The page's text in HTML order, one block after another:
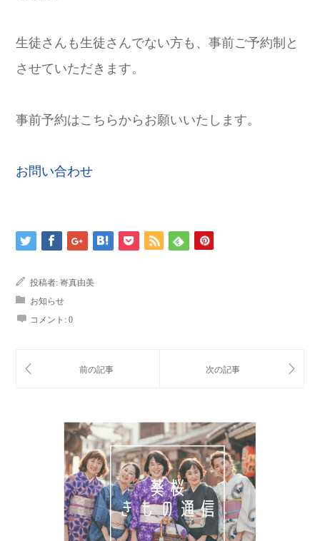
生徒さんも生徒さんでない方も、事前ご予約制と
させていただきます。
事前予約はこちらからお願いいたします。
お問い合わせ
投稿者: 㟢真由美
お知らせ
コメント: 0